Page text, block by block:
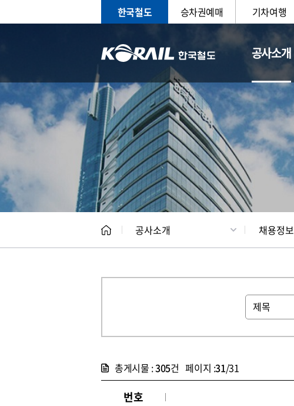
한국철도 승차권예매 기차여행
공사소개
CEO 일반현황
공사소개 채용정보
총게시물 :305건 페이지 :31/31
번호